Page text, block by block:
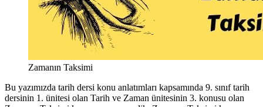
Zamanın Taksimi
Bu yazımızda tarih dersi konu anlatımları kapsamında 9. sınıf tarih
dersinin 1. ünitesi olan Tarih ve Zaman ünitesinin 3. konusu olan